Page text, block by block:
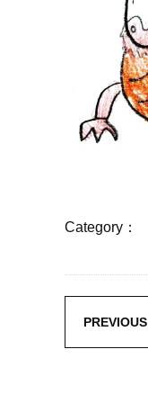
Category：
PREVIOUS